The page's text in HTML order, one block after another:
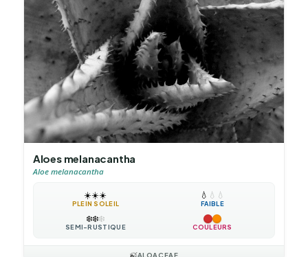
Aloes melanacantha
Aloe melanacantha
☀️☀️☀️
PLEIN SOLEIL
💧 💧 💧
FAIBLE
❄️❄️❄️
SEMI-RUSTIQUE COULEURS
ALOACEAE